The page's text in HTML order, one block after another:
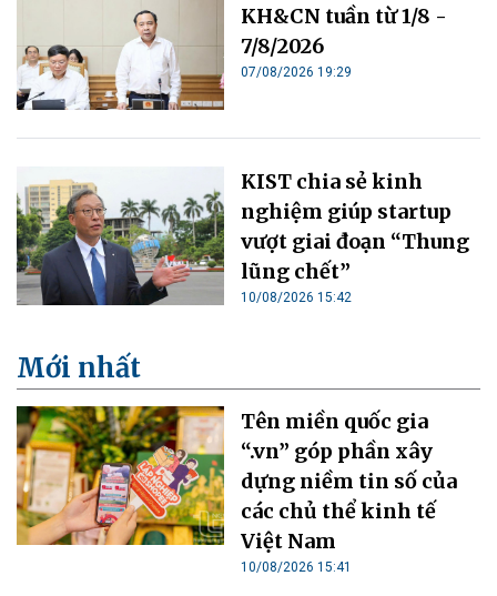
KH&CN tuần từ 1/8 -
7/8/2026
07/08/2026 19:29
KIST chia sẻ kinh
nghiệm giúp startup
vượt giai đoạn “Thung
lũng chết”
10/08/2026 15:42
Mới nhất
Tên miền quốc gia
“.vn” góp phần xây
dựng niềm tin số của
các chủ thể kinh tế
Việt Nam
10/08/2026 15:41